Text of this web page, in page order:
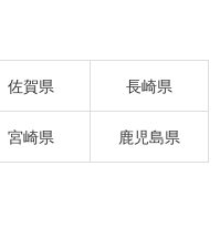
佐賀県 長崎県
宮崎県 鹿児島県